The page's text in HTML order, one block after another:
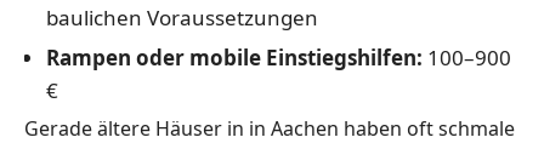
baulichen Voraussetzungen
Rampen oder mobile Einstiegshilfen: 100–900
€
Gerade ältere Häuser in in Aachen haben oft schmale